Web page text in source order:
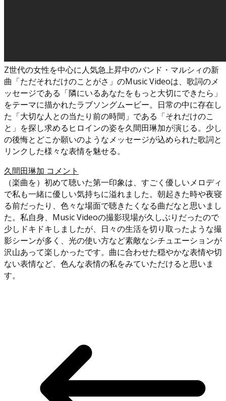
Z世代の女性を中心に人気急上昇中のバンド・マルシィの新
曲「ただそれだけのことがさ」のMusic Videoは、歌詞のメ
ッセージである「隣にいるあなたをもっと大切にできたら」
をテーマに描かれたラブソングムービー。日常の中に存在し
た「大切な人との当たり前の時間」である「それだけのこ
と」を探し求めるヒロインの姿を久間田琳加が演じる。少し
の後悔とどこか願いのようなメッセージが込められた歌詞と
リンクした様々な表情を魅せる。
久間田琳加 コメント
（楽曲を）初めて聴いた第一印象は、すごく優しいメロディ
で私も一緒に優しい気持ちに溢れました。朝起きた時や夜寝
る前だったり、色々な場面で聴きたくなる曲だなと思いまし
た。私自身、Music Videoの撮影現場が久しぶりだったので
少しドキドキしましたが、日々の生活を切り取ったような撮
影シーンが多く、光の使い方など素敵なシチュエーションが
沢山あって楽しかったです。曲に合わせた穏やかな表情や切
ない表情など、色んな表情の私をみていただけると思いま
す。